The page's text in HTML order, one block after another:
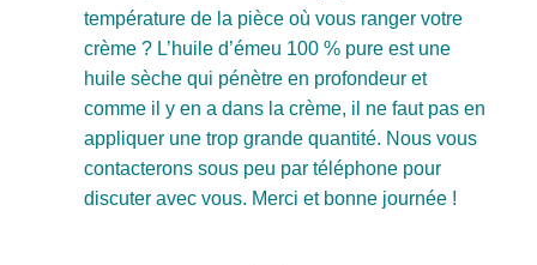
température de la pièce où vous ranger votre
crème ? L’huile d’émeu 100 % pure est une
huile sèche qui pénètre en profondeur et
comme il y en a dans la crème, il ne faut pas en
appliquer une trop grande quantité. Nous vous
contacterons sous peu par téléphone pour
discuter avec vous. Merci et bonne journée !